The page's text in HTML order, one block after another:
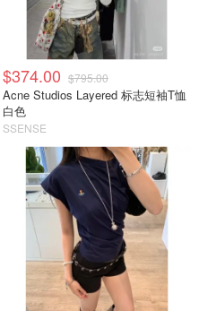
$374.00 $795.00
Acne Studios Layered 标志短袖T恤
白色
SSENSE